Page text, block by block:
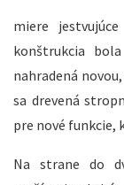
miere
konštrukcia
nahradená
sa drevená
pre nové funkcie,
Na strane do